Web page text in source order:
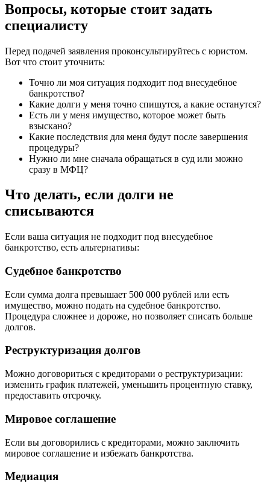
Вопросы, которые стоит задать
специалисту
Перед подачей заявления проконсультируйтесь с юристом.
Вот что стоит уточнить:
Точно ли моя ситуация подходит под внесудебное
банкротство?
Какие долги у меня точно спишутся, а какие останутся?
Есть ли у меня имущество, которое может быть
взыскано?
Какие последствия для меня будут после завершения
процедуры?
Нужно ли мне сначала обращаться в суд или можно
сразу в МФЦ?
Что делать, если долги не
списываются
Если ваша ситуация не подходит под внесудебное
банкротство, есть альтернативы:
Судебное банкротство
Если сумма долга превышает 500 000 рублей или есть
имущество, можно подать на судебное банкротство.
Процедура сложнее и дороже, но позволяет списать больше
долгов.
Реструктуризация долгов
Можно договориться с кредиторами о реструктуризации:
изменить график платежей, уменьшить процентную ставку,
предоставить отсрочку.
Мировое соглашение
Если вы договорились с кредиторами, можно заключить
мировое соглашение и избежать банкротства.
Медиация